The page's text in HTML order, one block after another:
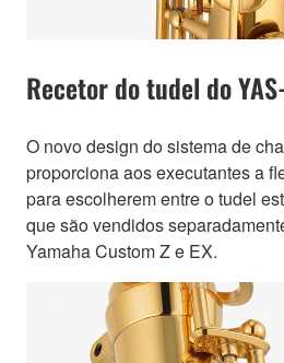
Recetor do tudel do
O novo design do sistema de
proporciona aos executantes a
para escolherem entre o tudel
que são vendidos
Yamaha Custom Z e EX.